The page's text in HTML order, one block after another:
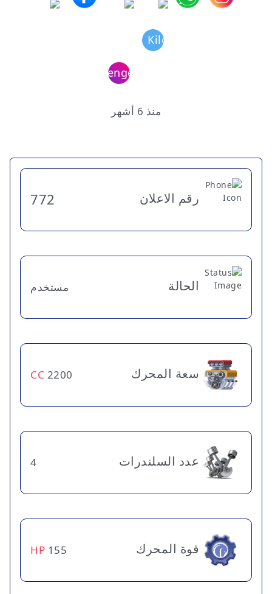
منذ 6 أشهر
رقم الاعلان 772
الحالة مستخدم
سعة المحرك 2200
CC
عدد السلندرات 4
قوة المحرك 155
HP